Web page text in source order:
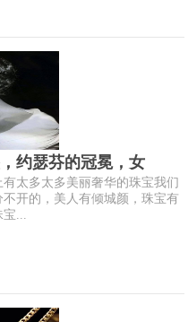
约瑟芬的冠冕，女
太多太多美丽奢华的珠宝我们
开的，美人有倾城颜，珠宝有
...